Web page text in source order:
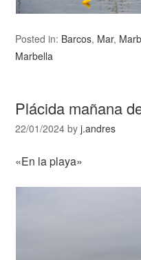
Posted in: Barcos, Mar,
Marbella
Plácida mañana
22/01/2024 byj.andres
«En la playa»